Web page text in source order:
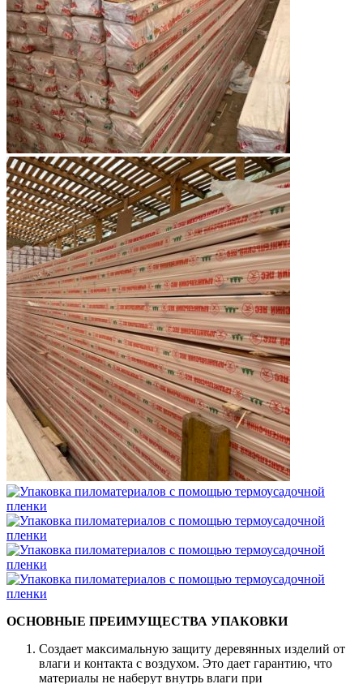
ОСНОВНЫЕ ПРЕИМУЩЕСТВА УПАКОВКИ
Создает максимальную защиту деревянных изделий от
влаги и контакта с воздухом. Это дает гарантию, что
материалы не наберут внутрь влаги при